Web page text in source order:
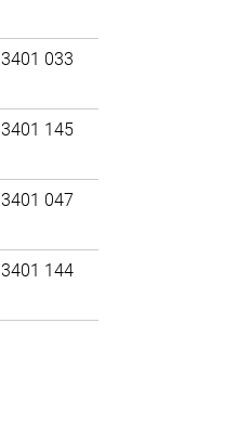
3401 033
3401 145
3401 047
3401 144